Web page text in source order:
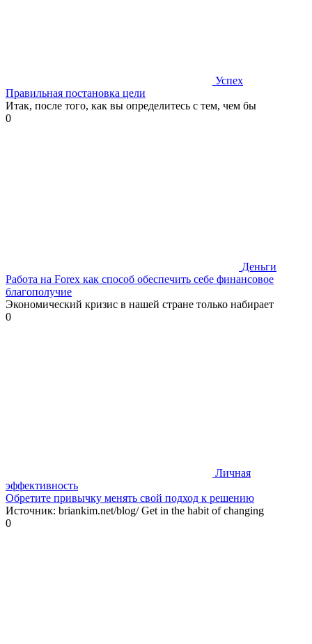
Успех
Правильная постановка цели
Итак, после того, как вы определитесь с тем, чем бы
0
Деньги
Работа на Forex как способ обеспечить себе финансовое
благополучие
Экономический кризис в нашей стране только набирает
0
Личная
эффективность
Обретите привычку менять свой подход к решению
Источник: briankim.net/blog/ Get in the habit of changing
0